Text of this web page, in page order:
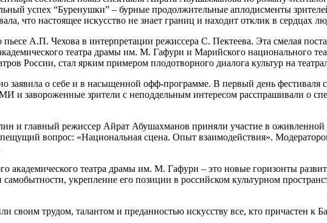
успех “Буренушки” – бурные продолжительные аплодисменты
что настоящее искусство не знает границ и находит отклик в сердцах
А.П. Чехова в интерпретации режиссера С. Пектеева. Эта смелая
театра драмы им. М. Гафури и Марийского национального
России, стал ярким примером плодотворного диалога культур на
о себе и в насыщенной офф-программе. В первый день фестиваля
и завороженные зрители с неподдельным интересом расспрашивали о
и главный режиссер Айрат Абушахманов приняли участие в
вопрос: «Национальная сцена. Опыт взаимодействия».
академического театра драмы им. М. Гафури – это новые горизонты
укрепление его позиции в российском культурном
своим трудом, талантом и преданностью искусству все, кто причастен к